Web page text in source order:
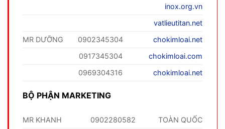
inox.org.vn
vatlieutitan.net
MR DƯỠNG
0902345304
chokimloai.net
0917345304
chokimloai.com
0969304316
chokimloai.net
BỘ PHẬN MARKETING
MR KHANH 0902280582
TOÀN QUỐC